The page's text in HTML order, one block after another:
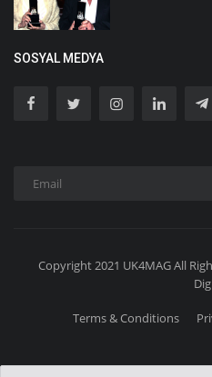
SOSYAL MEDYA
Copyright 2021 UK4MAG All
Terms & Conditions